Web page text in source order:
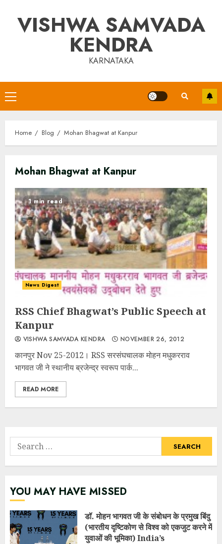
contentVISHWA SAMVADA
KENDRA
KARNATAKA
Primary
Menu
Home Blog Mohan Bhagwat at Kanpur
Mohan Bhagwat at Kanpur
1 min read
News Digest
RSS Chief Bhagwat’s Public Speech at
Kanpur
VISHWA SAMVADA KENDRA NOVEMBER 26, 2012
कानपुर Nov 25-2012। RSS सरसंघचालक मोहन मधुकरराव
भागवत जी ने स्थानीय ब्रजेन्द्र स्वरूप पार्क...
READ MORE
Search
for:
YOU MAY HAVE MISSED
डॉ. मोहन भागवत जी के संबोधन के प्रमुख बिंदु
(भारतीय दृष्टिकोण से विश्व को एकजुट करने में
युवाओं की भूमिका) India’s